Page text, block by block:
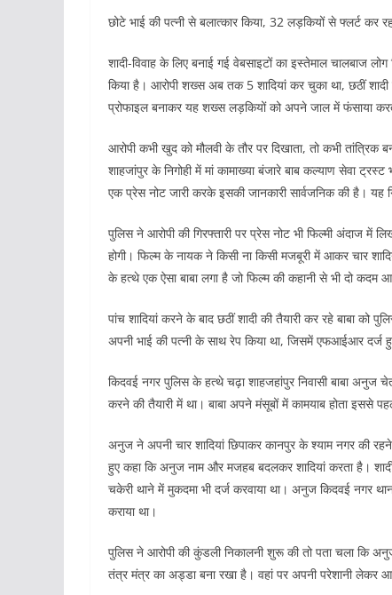
छोटे भाई की पत्नी से बलात्कार किया, 32 लड़कियों से फ्लर्ट कर
शादी-विवाह के लिए बनाई गई वेबसाइटों का इस्तेमाल चालबाज
किया है। आरोपी शख्स अब तक 5 शादियां कर चुका था, छठीं
प्रोफाइल बनाकर यह शख्स लड़कियों को अपने जाल में फंसाया
आरोपी कभी खुद को मौलवी के तौर पर दिखाता, तो कभी
शाहजांपुर के निगोही में मां कामाख्या बंजारे बाब कल्याण सेवा
एक प्रेस नोट जारी करके इसकी जानकारी सार्वजनिक की है। यह
पुलिस ने आरोपी की गिरफ्तारी पर प्रेस नोट भी फिल्मी अंदाज में
होगी। फिल्म के नायक ने किसी ना किसी मजबूरी में आकर चार
के हत्थे एक ऐसा बाबा लगा है जो फिल्म की कहानी से भी दो कदम
पांच शादियां करने के बाद छठीं शादी की तैयारी कर रहे बाबा
अपनी भाई की पत्नी के साथ रेप किया था, जिसमें एफआईआर दर्ज
किदवई नगर पुलिस के हत्थे चढ़ा शाहजहांपुर निवासी बाबा अनुज
करने की तैयारी में था। बाबा अपने मंसूबों में कामयाब होता इससे
अनुज ने अपनी चार शादियां छिपाकर कानपुर के श्याम नगर की
हुए कहा कि अनुज नाम और मजहब बदलकर शादियां करता है।
चकेरी थाने में मुकदमा भी दर्ज करवाया था। अनुज किदवई नगर
कराया था।
पुलिस ने आरोपी की कुंडली निकालनी शुरू की तो पता चला कि
तंत्र मंत्र का अड्डा बना रखा है। वहां पर अपनी परेशानी लेकर